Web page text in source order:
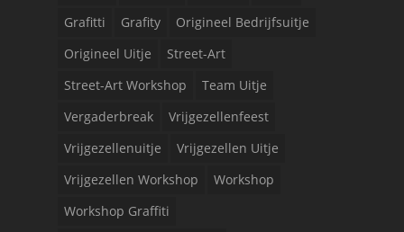
Grafitti
Grafity
Origineel Bedrijfsuitje
Origineel Uitje
Street-Art
Street-Art Workshop
Team Uitje
Vergaderbreak
Vrijgezellenfeest
Vrijgezellenuitje
Vrijgezellen Uitje
Vrijgezellen Workshop
Workshop
Workshop Graffiti